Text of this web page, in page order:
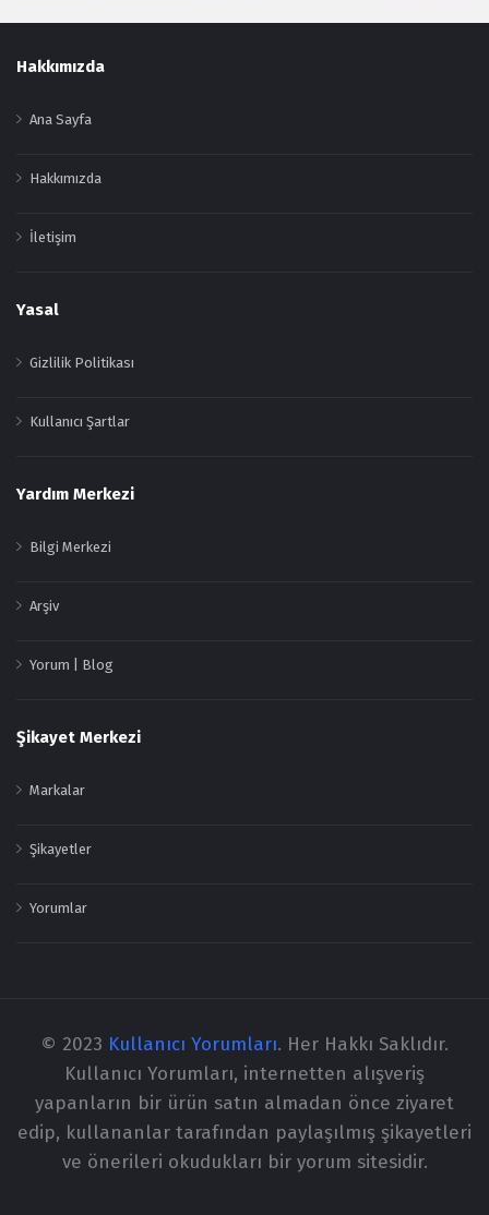
Footer
Hakkımızda
Ana Sayfa
Hakkımızda
İletişim
Yasal
Gizlilik Politikası
Kullanıcı Şartlar
Yardım Merkezi
Bilgi Merkezi
Arşiv
Yorum | Blog
Şikayet Merkezi
Markalar
Şikayetler
Yorumlar
© 2023 Kullanıcı Yorumları. Her Hakkı Saklıdır.
Kullanıcı Yorumları, internetten alışveriş
yapanların bir ürün satın almadan önce ziyaret
edip, kullananlar tarafından paylaşılmış şikayetleri
ve önerileri okudukları bir yorum sitesidir.